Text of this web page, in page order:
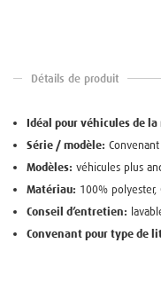
Détails de produit
Idéal pour véhicules de la
Série / modèle:
Modèles: véhicules plus
Matériau: 100% polyester,
Conseil d’entretien:
Convenant pour type de